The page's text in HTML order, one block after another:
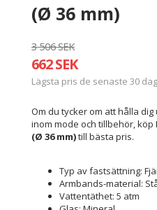
(Ø 36 mm)
3 506 SEK
662 SEK
Lägsta pris de senaste 30
Om du tycker om att hålla
inom mode och tillbehör, köp
(Ø 36 mm)till bästa pris.
Typ av fastsättning:
Armbands-material:
Vattentäthet: 5 atm